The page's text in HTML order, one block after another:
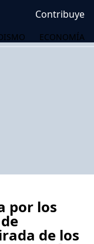
Contribuye
ECONOMÍA
por los
de los